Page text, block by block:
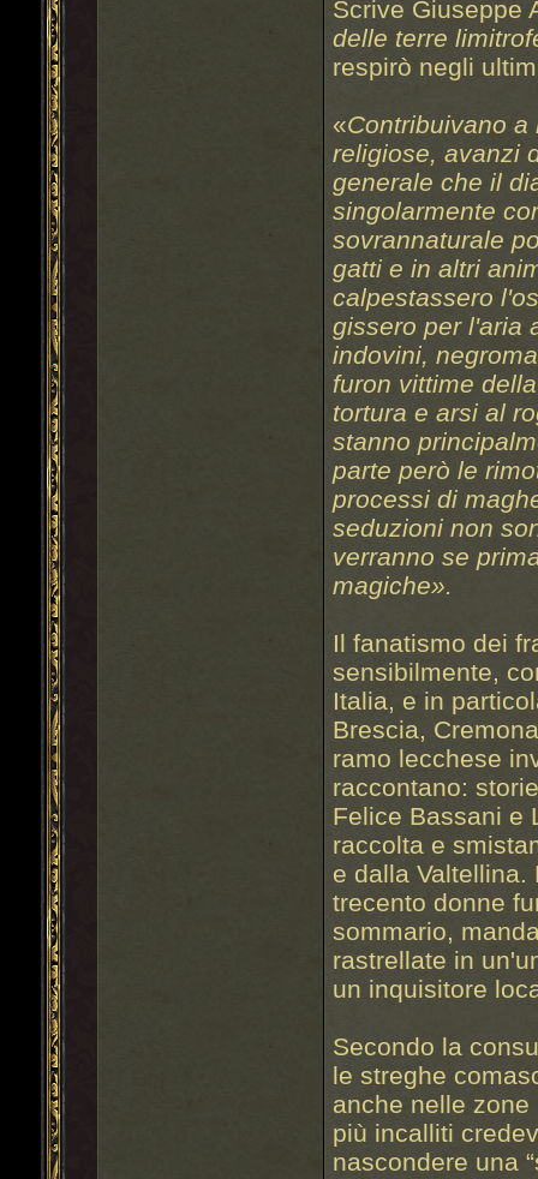
Scrive Giuseppe
delle terre
respirò negli
«Contribuivano
religiose, avanzi
generale che il
singolarmente
sovrannaturale
gatti e in altri
calpestassero
gissero per l'aria
indovini,
furon vittime
tortura e arsi al
stanno
parte però le
processi di
seduzioni non
verranno se
magiche».
Il fanatismo dei
sensibilmente,
Italia, e in
Brescia,
ramo lecchese
raccontano:
Felice Bassani e
raccolta e
e dalla
trecento donne
sommario,
rastrellate in
un inquisitore
Secondo la
le streghe
anche nelle
più incalliti
nascondere una